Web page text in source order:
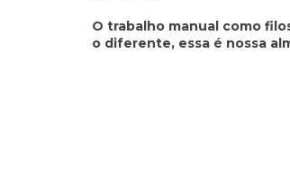
O trabalho manual como
o diferente, essa é nossa